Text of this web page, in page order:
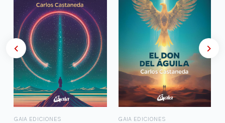
GAIA EDICIONES GAIA EDICIONES